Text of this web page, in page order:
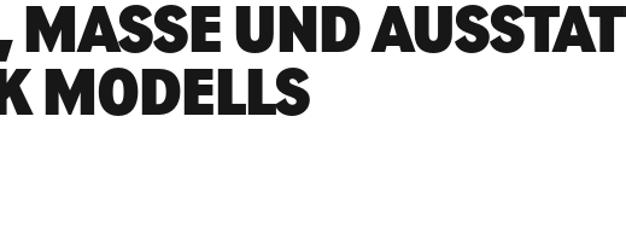
UND
MODELLS